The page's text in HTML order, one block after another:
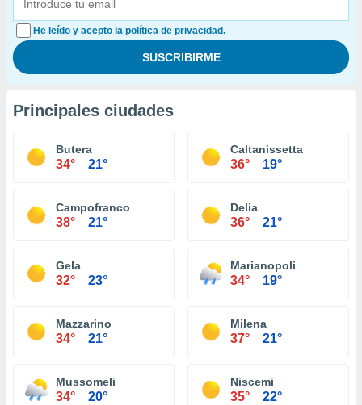
He leído y acepto la política de privacidad.
Principales ciudades
Butera
34° 21°
Caltanissetta
36° 19°
Campofranco
38° 21°
Delia
36° 21°
Gela
32° 23°
Marianopoli
34° 19°
Mazzarino
34° 21°
Milena
37° 21°
Mussomeli
34° 20°
Niscemi
35° 22°